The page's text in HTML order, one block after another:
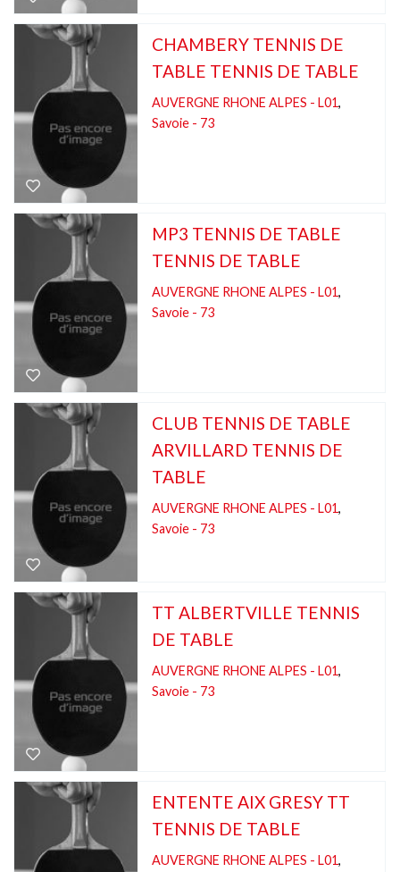
CHAMBERY TENNIS DE
TABLE TENNIS DE TABLE
AUVERGNE RHONE ALPES - L01,
Savoie - 73
MP3 TENNIS DE TABLE
TENNIS DE TABLE
AUVERGNE RHONE ALPES - L01,
Savoie - 73
CLUB TENNIS DE TABLE
ARVILLARD TENNIS DE
TABLE
AUVERGNE RHONE ALPES - L01,
Savoie - 73
TT ALBERTVILLE TENNIS
DE TABLE
AUVERGNE RHONE ALPES - L01,
Savoie - 73
ENTENTE AIX GRESY TT
TENNIS DE TABLE
AUVERGNE RHONE ALPES - L01,